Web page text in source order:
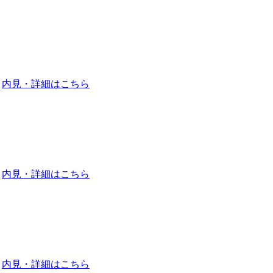
内見・詳細はこちら
内見・詳細はこちら
内見・詳細はこちら